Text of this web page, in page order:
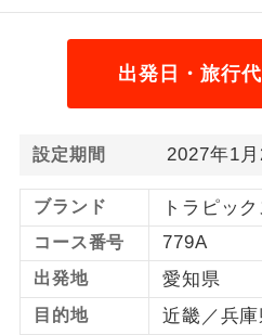
出発日・旅行
設定期間 2027年1
ブランド トラピッ
コース番号 779A
出発地 愛知県
目的地 近畿／兵
す。
おひとり様参
おひとり
スです。
金
コースです
ご夫婦限定
ご夫婦限定
す。
女性限定
女性限定で
す。